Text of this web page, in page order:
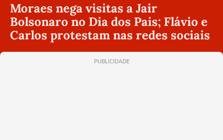
Moraes nega visitas a Jair
Bolsonaro no Dia dos Pais; Flávio e
Carlos protestam nas redes sociais
PUBLICIDADE